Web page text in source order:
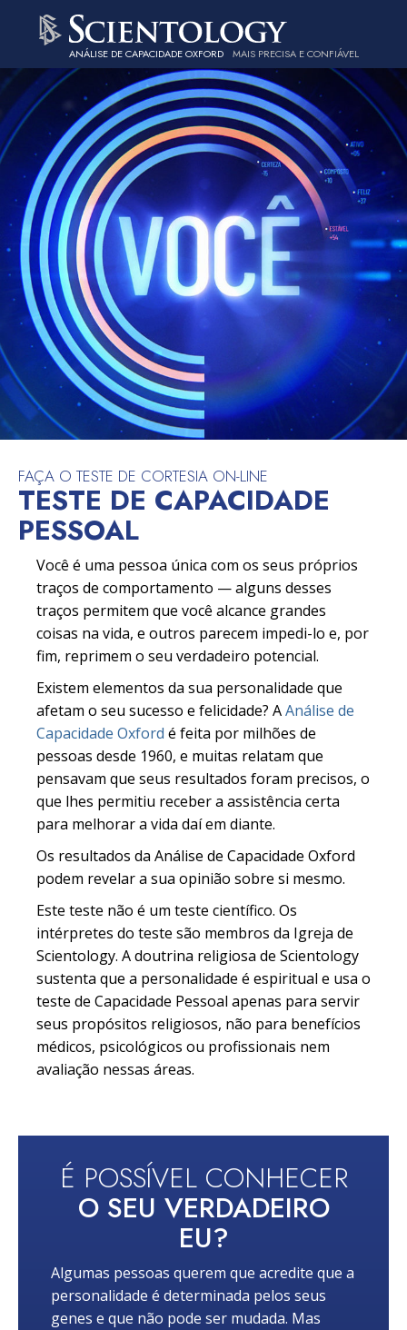
ANÁLISE DE CAPACIDADE OXFORD MAIS PRECISA E CONFIÁVEL
FAÇA O TESTE DE CORTESIA ON-LINE
TESTE DE CAPACIDADE
PESSOAL
Você é uma pessoa única com os seus próprios
traços de comportamento — alguns desses
traços permitem que você alcance grandes
coisas na vida, e outros parecem impedi-lo e, por
fim, reprimem o seu verdadeiro potencial.
Existem elementos da sua personalidade que
afetam o seu sucesso e felicidade? AAnálise de
Capacidade Oxford é feita por milhões de
pessoas desde 1960, e muitas relatam que
pensavam que seus resultados foram precisos, o
que lhes permitiu receber a assistência certa
para melhorar a vida daí em diante.
Os resultados da Análise de Capacidade Oxford
podem revelar a sua opinião sobre si mesmo.
Este teste não é um teste científico. Os
intérpretes do teste são membros da Igreja de
Scientology. A doutrina religiosa de Scientology
sustenta que a personalidade é espiritual e usa o
teste de Capacidade Pessoal apenas para servir
seus propósitos religiosos, não para benefícios
médicos, psicológicos ou profissionais nem
avaliação nessas áreas.
É POSSÍVEL CONHECER
O SEU VERDADEIRO
EU?
Algumas pessoas querem que acredite que a
personalidade é determinada pelos seus
genes e que não pode ser mudada. Mas